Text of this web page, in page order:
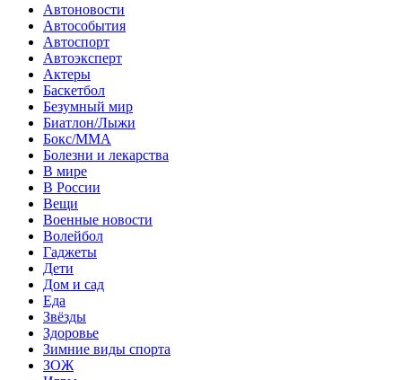
Автоновости
Автособытия
Автоспорт
Автоэксперт
Актеры
Баскетбол
Безумный мир
Биатлон/Лыжи
Бокс/MMA
Болезни и лекарства
В мире
В России
Вещи
Военные новости
Волейбол
Гаджеты
Дети
Дом и сад
Еда
Звёзды
Здоровье
Зимние виды спорта
ЗОЖ